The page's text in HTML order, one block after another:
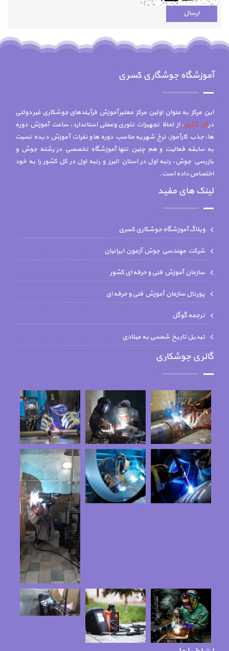
آموزشگاه جوشگاری کسری
این مرکز به عنوان اولین مرکز معتبر آموزش فرآیندهای جوشکاری غیر دولتی
درکل کشور، از لحاظ تجهیزات تئوری وعملی استاندارد، ساعت آموزش دوره
ها، جذب کارآموز، نرخ شهریه مناسب دوره ها و نفرات آموزش دیده نسبت
به سابقه فعالیت و هم چنين تنها آموزشگاه تخصصي در رشته جوش و
بازرسي جوش، رتبه اول در استان البرز و رتبه اول در کل کشور را به خود
اختصاص داده است.
لینک های مفید
وبلاگ آموزشگاه جوشکاری کسری
شركت مهندسي جوش آزمون ايرانيان
سازمان آموزش فنی و حرفه ای کشور
پورتال سازمان آموزش فنی و حرفه ای
ترجمه گوگل
تبدیل تاریخ شمسی به میلادی
گالری جوشکاری